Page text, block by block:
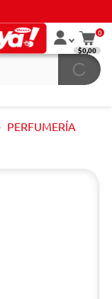
0
$0,00
PERFUMERÍA